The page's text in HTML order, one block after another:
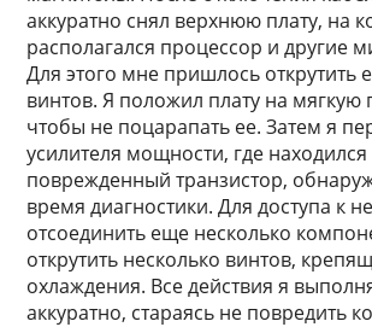
аккуратно снял верхнюю плату, на
располагался процессор и другие
Для этого мне пришлось открутить
винтов. Я положил плату на мягкую
чтобы не поцарапать ее. Затем я
усилителя мощности, где находился
поврежденный транзистор,
время диагностики. Для доступа к
отсоединить еще несколько
открутить несколько винтов,
охлаждения. Все действия я
аккуратно, стараясь не повредить